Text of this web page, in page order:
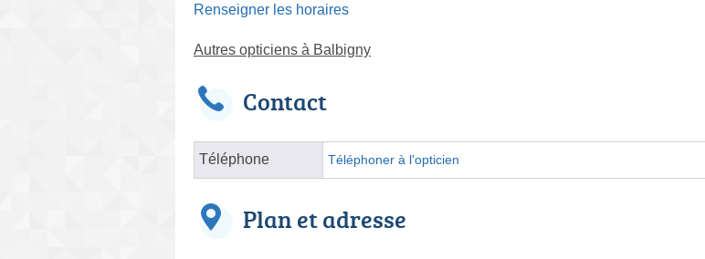
Renseigner les horaires
Autres opticiens à Balbigny
Contact
Téléphone Téléphoner à l'opticien
Plan et adresse